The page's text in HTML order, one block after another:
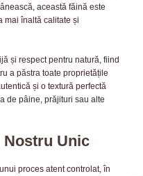
această făină este
mai înaltă calitate și
și respect pentru natură, fiind
a păstra toate proprietățile
și o textură perfectă
de pâine, prăjituri sau alte
Nostru Unic
proces atent controlat, în